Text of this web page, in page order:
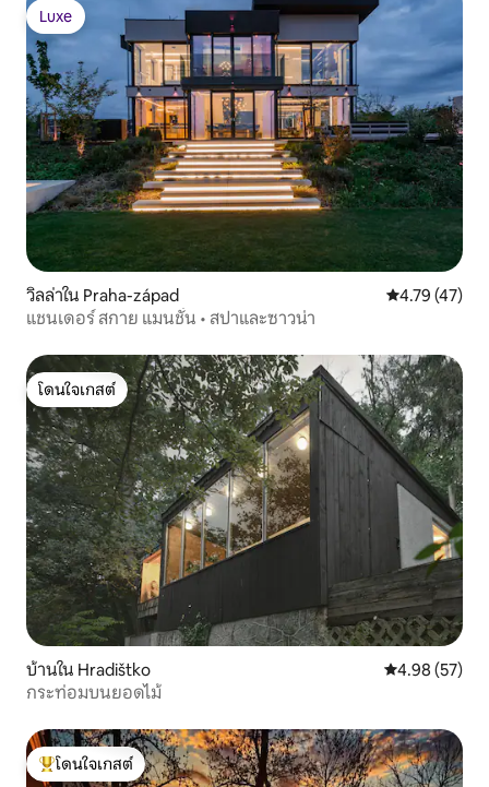
Luxe
Luxe
วิลล่าใน Praha-západ คะแนนเฉลี่ย
4.79 (47)
แชนเดอร์ สกาย แมนชั่น • สปาและซาวน่า
โดนใจเกสต์
โดนใจเกสต์
บ้านใน Hradištko คะแนนเฉลี่ย
4.98 (57)
กระท่อมบนยอดไม้
โดนใจเกสต์ที่สุด
โดนใจเกสต์